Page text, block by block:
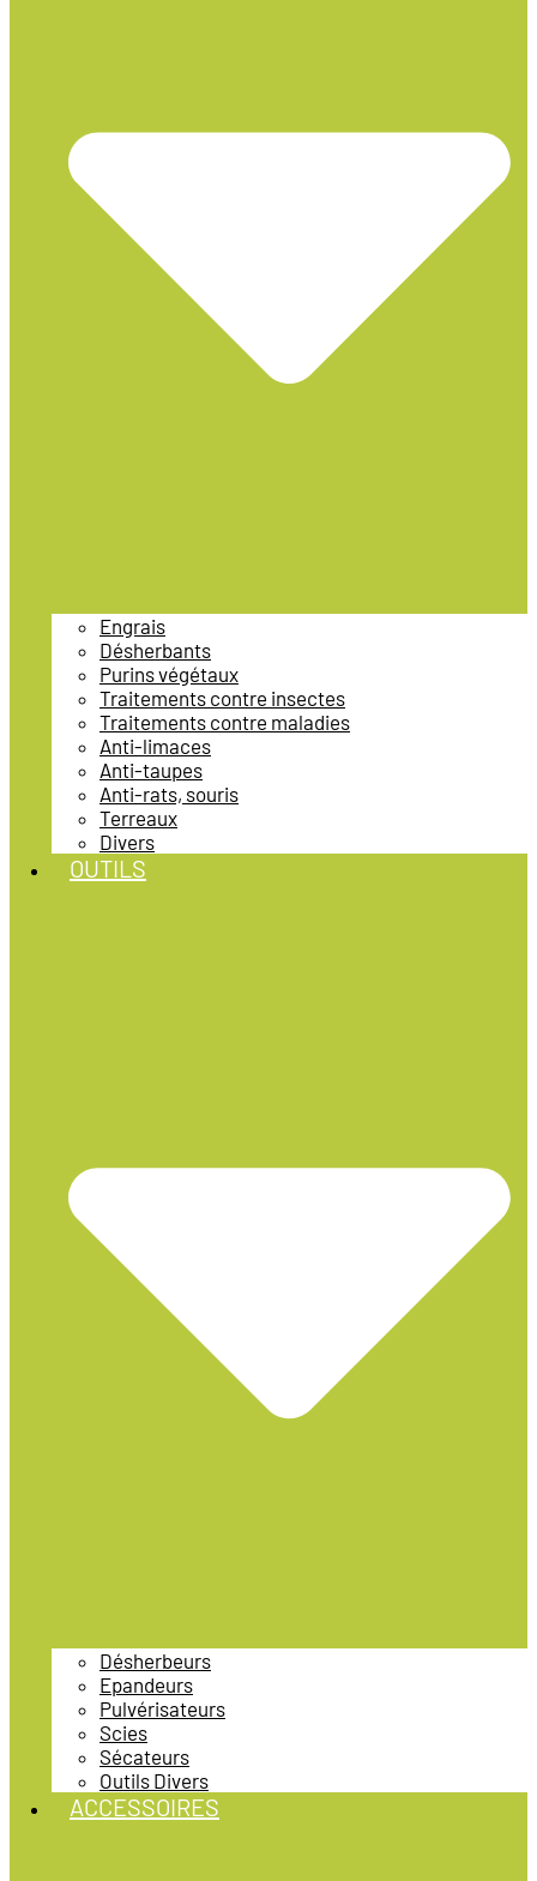
Engrais
Désherbants
Purins végétaux
Traitements contre insectes
Traitements contre maladies
Anti-limaces
Anti-taupes
Anti-rats, souris
Terreaux
Divers
OUTILS
Désherbeurs
Epandeurs
Pulvérisateurs
Scies
Sécateurs
Outils Divers
ACCESSOIRES